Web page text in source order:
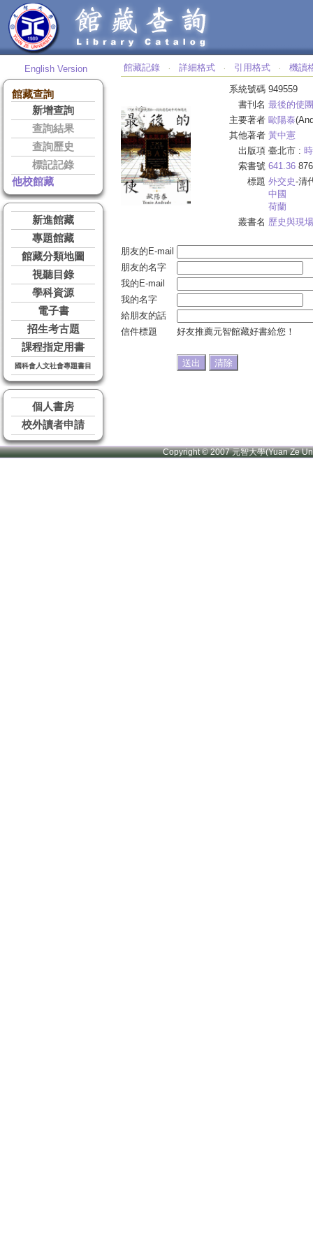
English Version
館藏查詢
新增查詢
查詢結果
查詢歷史
標記記錄
他校館藏
新進館藏
專題館藏
館藏分類地圖
視聽目錄
學科資源
電子書
招生考古題
課程指定用書
國科會人文社會專題書目
個人書房
校外讀者申請
館藏記錄 ‧ 詳細格式 ‧ 引用格式 ‧ 機讀
系統號碼 949559
書刊名 最後的使團
主要著者 歐陽泰
其他著者 黃中憲
出版項 臺北市 :
索書號 641.36
標題 外交史-清
中國
荷蘭
叢書名 歷史與現場
朋友的E-mail
朋友的名字
我的E-mail
我的名字
給朋友的話
信件標題
好友推薦元智館藏好書給您！
Copyright © 2007 元智大學(Yuan Ze